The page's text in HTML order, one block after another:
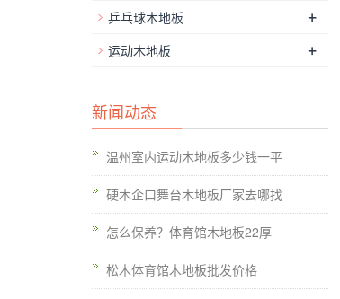
乒乓球木地板 +
运动木地板 +
新闻动态
温州室内运动木地板多少钱一平
硬木企口舞台木地板厂家去哪找
怎么保养？体育馆木地板22厚
松木体育馆木地板批发价格